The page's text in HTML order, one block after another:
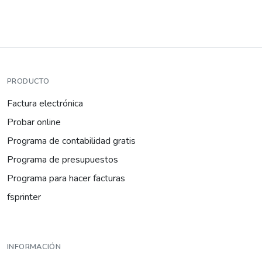
PRODUCTO
Factura electrónica
Probar online
Programa de contabilidad gratis
Programa de presupuestos
Programa para hacer facturas
fsprinter
INFORMACIÓN